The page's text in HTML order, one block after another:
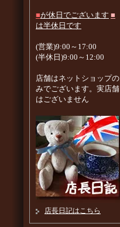
■が休日でございます ■
は半休日です
(営業)9:00～17:00
(半休日)9:00～12:00
店舗はネットショップの
みでございます。実店舗
はございません
店長日記はこちら